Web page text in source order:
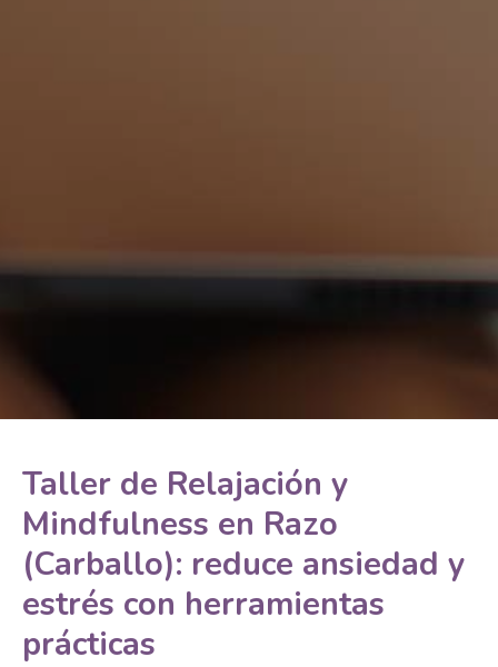
Taller de Relajación y
Mindfulness en Razo
(Carballo): reduce ansiedad y
estrés con herramientas
prácticas